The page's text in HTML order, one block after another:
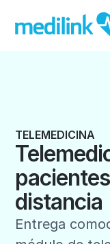
¿Por qué
Blog
TELEMEDICINA
distancia
Entrega